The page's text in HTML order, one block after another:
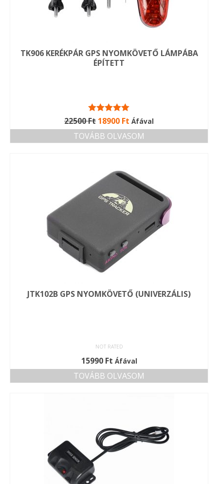
TK906 KERÉKPÁR GPS NYOMKÖVETŐ LÁMPÁBA
ÉPÍTETT
Értékelés:
22500Ft Original
price
was:
18900 Ft Current
price
is:
Áfával
TOVÁBB OLVASOM
JTK102B GPS NYOMKÖVETŐ (UNIVERZÁLIS)
NOT RATED
15990 Ft Áfával
TOVÁBB OLVASOM